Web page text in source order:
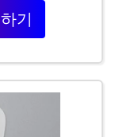
기